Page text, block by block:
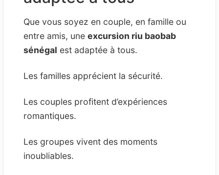
Que vous soyez en couple, en famille ou
entre amis, une excursion riu baobab
sénégal est adaptée à tous.
Les familles apprécient la sécurité.
Les couples profitent d’expériences
romantiques.
Les groupes vivent des moments
inoubliables.